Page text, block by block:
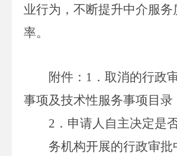
业行为，不断提升中介服务
率。
附件 ： 1 ． 取消的行政
事项及技术性服务事项目录
2 ． 申请人自主决定是
务机构开展的行政审批